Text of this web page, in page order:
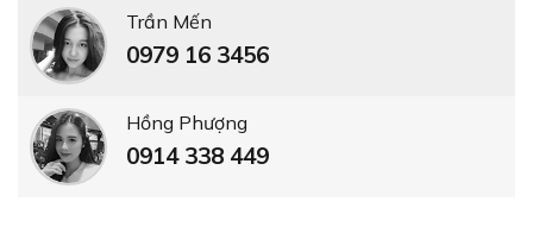
Trần Mến
0979 16 3456
Hồng Phượng
0914 338 449